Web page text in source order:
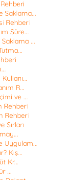
Saklama...
Rehberi
Süre...
...
R...
ve ...
Rehberi
Rehberi
Sırları
Uygulam...
Kış...
Kr...
...